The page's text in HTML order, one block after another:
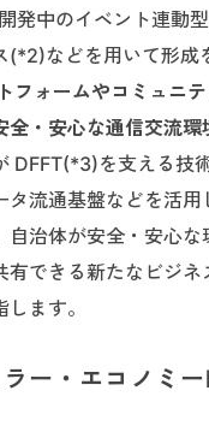
発中のイベント連動
(*2)などを用いて形成
フォームやコミュニ
全・安心な通信交流環
DFFT(*3)を支える技
タ流通基盤などを活用
自治体が安全・安心な
有できる新たなビジネ
ます。
ー・エコノミ